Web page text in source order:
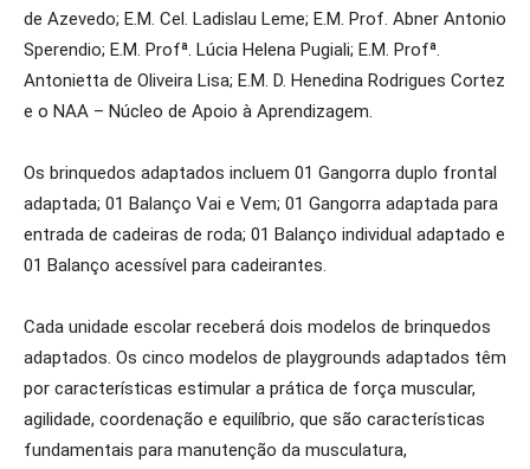
de Azevedo; E.M. Cel. Ladislau Leme; E.M. Prof. Abner Antonio
Sperendio; E.M. Profª. Lúcia Helena Pugiali; E.M. Profª.
Antonietta de Oliveira Lisa; E.M. D. Henedina Rodrigues Cortez
e o NAA – Núcleo de Apoio à Aprendizagem.
Os brinquedos adaptados incluem 01 Gangorra duplo frontal
adaptada; 01 Balanço Vai e Vem; 01 Gangorra adaptada para
entrada de cadeiras de roda; 01 Balanço individual adaptado e
01 Balanço acessível para cadeirantes.
Cada unidade escolar receberá dois modelos de brinquedos
adaptados. Os cinco modelos de playgrounds adaptados têm
por características estimular a prática de força muscular,
agilidade, coordenação e equilíbrio, que são características
fundamentais para manutenção da musculatura,